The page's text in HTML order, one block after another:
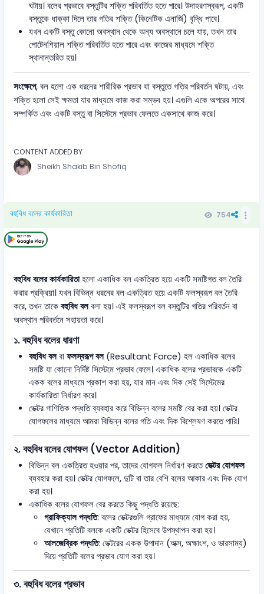
ঘটায়। বলের প্রভাবে বস্তুটির শক্তি পরিবর্তিত হতে পারে। উদাহরণস্বরূপ, একটি
বস্তুকে ধাক্কা দিলে তার গতির শক্তি (কিনেটিক এনার্জি) বৃদ্ধি পাবে।
যখন একটি বস্তু কোনো অবস্থান থেকে অন্য অবস্থানে চলে যায়, তখন তার
পোটেনশিয়াল শক্তি পরিবর্তিত হতে পারে এবং কাজের মাধ্যমে শক্তি
স্থানান্তরিত হয়।
সংক্ষেপে, বল হলো এক ধরনের শারীরিক প্রভাব যা বস্তুতে গতির পরিবর্তন ঘটায়, এবং
শক্তি হলো সেই ক্ষমতা যার মাধ্যমে কাজ করা সম্ভব হয়। এগুলি একে অপরের সাথে
সম্পর্কিত এবং একটি বস্তু বা সিস্টেমে প্রভাব ফেলতে একসাথে কাজ করে।
CONTENT ADDED BY
Sheikh Shakib Bin Shofiq
বহুবিধ বলের কার্যকারিতা 754
বহুবিধ বলের কার্যকারিতাহলো একাধিক বল একত্রিত হয়ে একটি সমষ্টিগত বল তৈরি
করার প্রক্রিয়া। যখন বিভিন্ন ধরনের বল একত্রিত হয়ে একটি ফলস্বরূপ বল তৈরি
করে, তখন তাকেবহুবিধ বলবলা হয়। এই ফলস্বরূপ বল বস্তুটির গতির পরিবর্তন বা
অবস্থান পরিবর্তনে সহায়তা করে।
১.বহুবিধ বলের ধারণা
বহুবিধ বলবা ফলস্বরূপ বল(Resultant Force) হল একাধিক বলের
সমষ্টি যা কোনো নির্দিষ্ট সিস্টেমে প্রভাব ফেলে। একাধিক বলের প্রভাবকে একটি
একক বলের মাধ্যমে প্রকাশ করা হয়, যার মান এবং দিক সেই সিস্টেমের
কার্যকারিতা নির্ধারণ করে।
ভেক্টর গাণিতিক পদ্ধতি ব্যবহার করে বিভিন্ন বলের সমষ্টি বের করা হয়। ভেক্টর
যোগফলের মাধ্যমে আমরা বিভিন্ন বলের গতি এবং দিক বিশ্লেষণ করতে পারি।
২.বহুবিধ বলের যোগফল (Vector Addition)
বিভিন্ন বল একত্রিত হওয়ার পর, তাদের যোগফল নির্ধারণ করতেভেক্টর যোগফল
ব্যবহার করা হয়। ভেক্টর যোগফলে, দুটি বা তার বেশি বলের আকার এবং দিক যোগ
করা হয়।
একাধিক বলের যোগফল বের করতে কিছু পদ্ধতি রয়েছে:
গ্রাফিক্যাল পদ্ধতি: বলের ভেক্টরগুলি গ্রাফের মাধ্যমে যোগ করা হয়,
যেখানে প্রতিটি বলকে একটি ভেক্টর হিসেবে উপস্থাপন করা হয়।
আলজেব্রিক পদ্ধতি: ভেক্টরের একক উপাদান (অক্স, অক্ষাংশ, ও ভারসাম্য)
দিয়ে প্রতিটি বলের প্রভাব যোগ করা হয়।
৩.বহুবিধ বলের প্রভাব